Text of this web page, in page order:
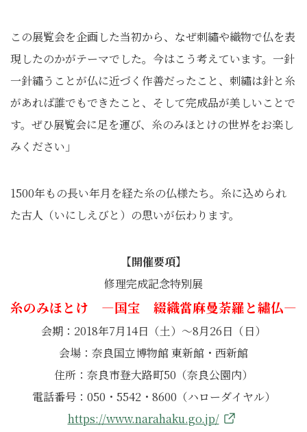
この展覧会を企画した当初から、なぜ刺繡や織物で仏を表
現したのかがテーマでした。今はこう考えています。一針
一針繡うことが仏に近づく作善だったこと、刺繡は針と糸
があれば誰でもできたこと、そして完成品が美しいことで
す。ぜひ展覧会に足を運び、糸のみほとけの世界をお楽し
みください」
1500年もの長い年月を経た糸の仏様たち。糸に込められ
た古人（いにしえびと）の思いが伝わります。
【開催要項】
修理完成記念特別展
糸のみほとけ ―国宝 綴織當麻曼荼羅と繡仏―
会期：2018年7月14日（土）～8月26日（日）
会場：奈良国立博物館 東新館・西新館
住所：奈良市登大路町50（奈良公園内）
電話番号：050・5542・8600（ハローダイヤル）
https://www.narahaku.go.jp/